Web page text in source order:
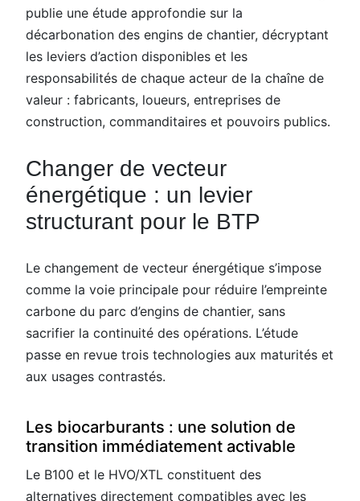
publie une étude approfondie sur la
décarbonation des engins de chantier, décryptant
les leviers d’action disponibles et les
responsabilités de chaque acteur de la chaîne de
valeur : fabricants, loueurs, entreprises de
construction, commanditaires et pouvoirs publics.
Changer de vecteur
énergétique : un levier
structurant pour le BTP
Le changement de vecteur énergétique s’impose
comme la voie principale pour réduire l’empreinte
carbone du parc d’engins de chantier, sans
sacrifier la continuité des opérations. L’étude
passe en revue trois technologies aux maturités et
aux usages contrastés.
Les biocarburants : une solution de
transition immédiatement activable
Le B100 et le HVO/XTL constituent des
alternatives directement compatibles avec les